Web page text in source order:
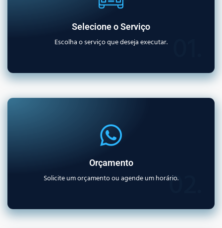
Selecione o Serviço
Escolha o serviço que deseja executar.
Orçamento
Solicite um orçamento ou agende um horário.
02.